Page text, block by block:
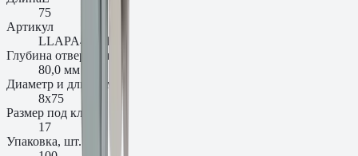
75
Артикул
LLAPA410115
Глубина отверстия h1
80,0 мм
Диаметр и длина, мм.
8x75
Размер под ключ
17
Упаковка, шт.